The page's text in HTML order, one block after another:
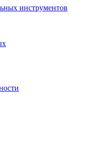
инструментов